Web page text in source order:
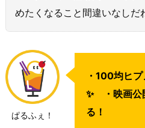
めたくなること間違いなしだ
ぱるふぇ！
・100均ヒ
✨ ・映画公
る！